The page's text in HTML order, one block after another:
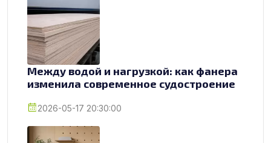
Между водой и нагрузкой: как фанера
изменила современное судостроение
2026-05-17 20:30:00